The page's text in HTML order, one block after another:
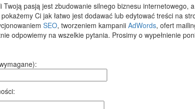
pasją jest zbudowanie silnego biznesu internetowego,
Ci jak łatwo jest dodawać lub edytować treści na
SEO, tworzeniem kampanii AdWords, ofert
odpowiemy na wszelkie pytania. Prosimy o wypełnienie